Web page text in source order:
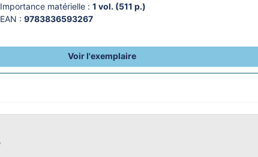
Importance matérielle : 1 vol. (511 p.)
EAN : 9783836593267
Voir l'exemplaire